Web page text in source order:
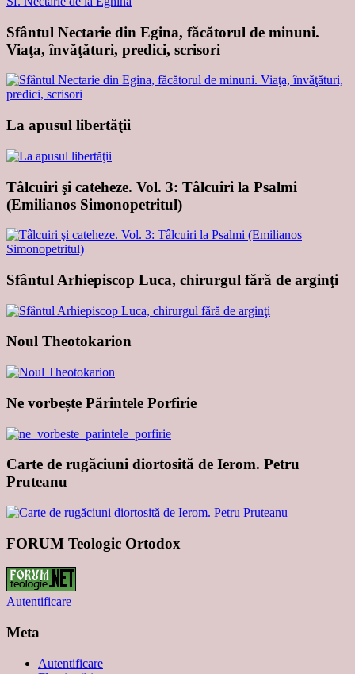
Sfântul Nectarie din Egina, făcătorul de minuni.
Viaţa, învăţături, predici, scrisori
La apusul libertăţii
Tâlcuiri şi cateheze. Vol. 3: Tâlcuiri la Psalmi
(Emilianos Simonopetritul)
Sfântul Arhiepiscop Luca, chirurgul fără de arginţi
Noul Theotokarion
Ne vorbește Părintele Porfirie
Carte de rugăciuni diortosită de Ierom. Petru
Pruteanu
FORUM Teologic Ortodox
Autentificare
Meta
Autentificare